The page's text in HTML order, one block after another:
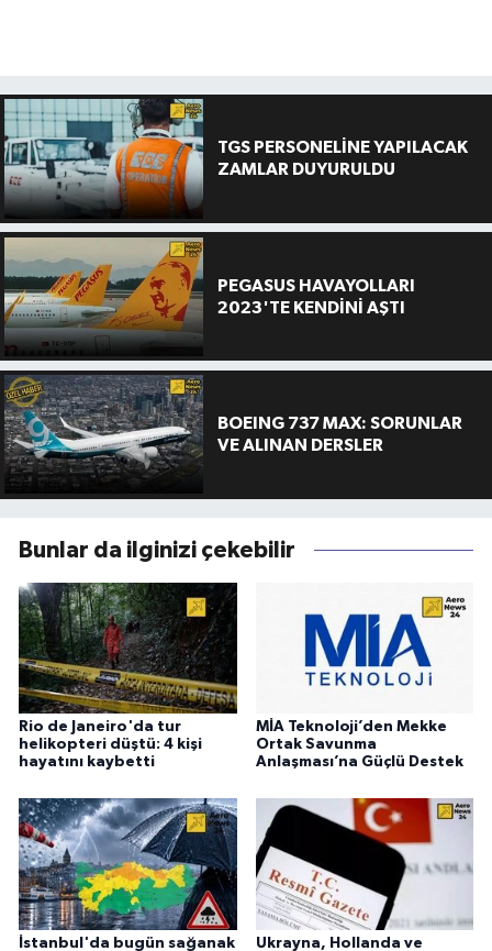
TGS PERSONELİNE YAPILACAK
ZAMLAR DUYURULDU
PEGASUS HAVAYOLLARI
2023'TE KENDİNİ AŞTI
BOEING 737 MAX: SORUNLAR
VE ALINAN DERSLER
Bunlar da ilginizi çekebilir
Rio de Janeiro'da tur
helikopteri düştü: 4 kişi
hayatını kaybetti
MİA Teknoloji’den Mekke
Ortak Savunma
Anlaşması’na Güçlü Destek
İstanbul'da bugün sağanak Ukrayna, Hollanda ve